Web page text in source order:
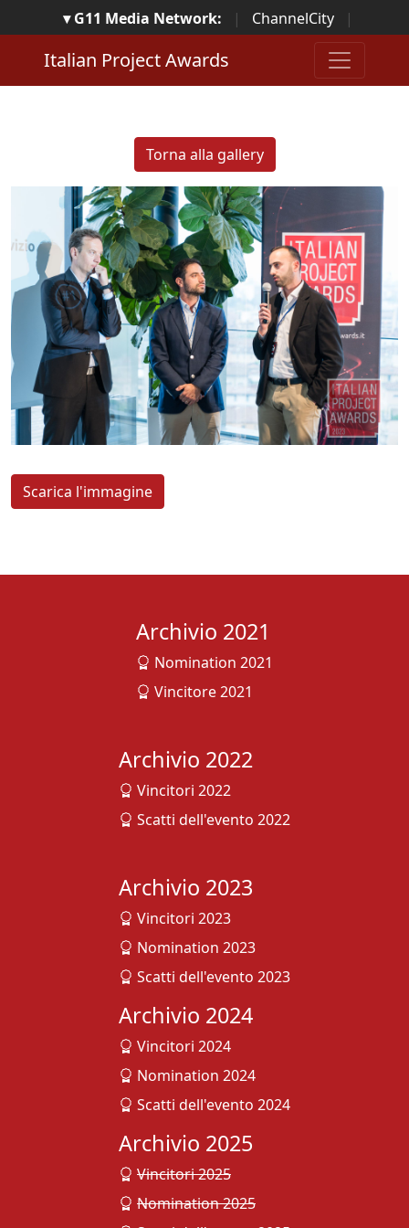
▾ G11 Media Network: | ChannelCity
|
ImpresaCity | SecurityOpenLab | Italian Channel
Awards | Italian Project Awards
Italian Security
Awards | ...
Italian Project Awards
Torna alla gallery
Scarica l'immagine
Archivio 2021
Nomination 2021
Vincitore 2021
Archivio 2022
Vincitori 2022
Scatti dell'evento 2022
Archivio 2023
Vincitori 2023
Nomination 2023
Scatti dell'evento 2023
Archivio 2024
Vincitori 2024
Nomination 2024
Scatti dell'evento 2024
Archivio 2025
Vincitori 2025
Nomination 2025